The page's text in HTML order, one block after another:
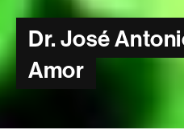
Dr. José
Amor